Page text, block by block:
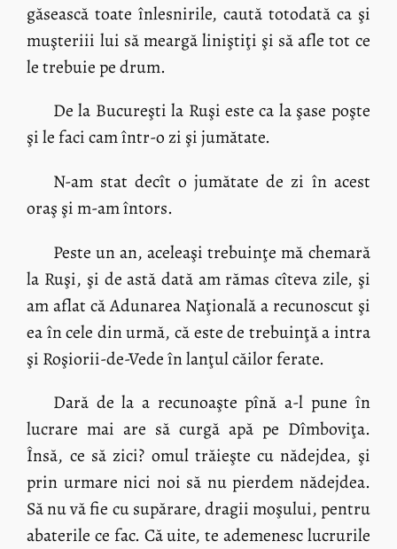
găsească toate înlesnirile, caută totodată ca şi
muşteriii lui să meargă liniştiţi şi să afle tot ce
le trebuie pe drum.
De la Bucureşti la Ruşi este ca la şase poşte
şi le faci cam într-o zi şi jumătate.
N-am stat decît o jumătate de zi în acest
oraş şi m-am întors.
Peste un an, aceleaşi trebuinţe mă chemară
la Ruşi, şi de astă dată am rămas cîteva zile, şi
am aflat că Adunarea Naţională a recunoscut şi
ea în cele din urmă, că este de trebuinţă a intra
şi Roşiorii-de-Vede în lanţul căilor ferate.
Dară de la a recunoaşte pînă a-l pune în
lucrare mai are să curgă apă pe Dîmboviţa.
Însă, ce să zici? omul trăieşte cu nădejdea, şi
prin urmare nici noi să nu pierdem nădejdea.
Să nu vă fie cu supărare, dragii moşului, pentru
abaterile ce fac. Că uite, te ademenesc lucrurile